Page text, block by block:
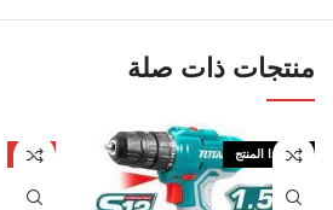
منتجات ذات صلة
نفذ هذا المنتج -4%